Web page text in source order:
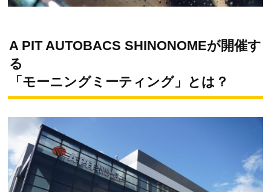
A PIT AUTOBACS SHINONOMEが開催す
る
「モーニングミーティング」とは？